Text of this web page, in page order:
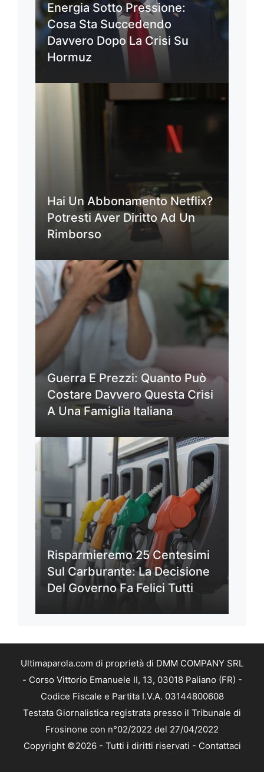
Energia Sotto Pressione:
Cosa Sta Succedendo
Davvero Dopo La Crisi Su
Hormuz
Hai Un Abbonamento Netflix?
Potresti Aver Diritto Ad Un
Rimborso
Guerra E Prezzi: Quanto Può
Costare Davvero Questa Crisi
A Una Famiglia Italiana
Risparmieremo 25 Centesimi
Sul Carburante: La Decisione
Del Governo Fa Felici Tutti
Ultimaparola.com di proprietà di DMM COMPANY SRL
- Corso Vittorio Emanuele II, 13, 03018 Paliano (FR) -
Codice Fiscale e Partita I.V.A. 03144800608
Testata Giornalistica registrata presso il Tribunale di
Frosinone con n°02/2022 del 27/04/2022
Copyright ©2026 - Tutti i diritti riservati - Contattaci